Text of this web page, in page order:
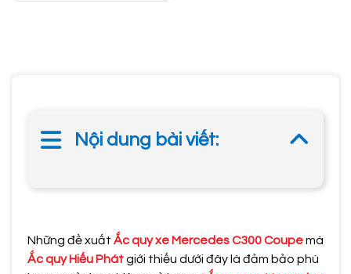
Nội dung bài viết:
Những đề xuất Ắc quy xe Mercedes C300 Coupemà
Ắc quy Hiếu Phátgiới thiếu dưới đây là đảm bảo phù